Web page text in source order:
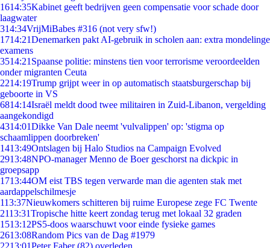
1614:35Kabinet geeft bedrijven geen compensatie voor schade door
laagwater
314:34VrijMiBabes #316 (not very sfw!)
1714:21Denemarken pakt AI-gebruik in scholen aan: extra mondelinge
examens
3514:21 Spaanse politie: minstens tien voor terrorisme veroordeelden
onder migranten Ceuta
2214:19Trump grijpt weer in op automatisch staatsburgerschap bij
geboorte in VS
6814:14Israël meldt dood twee militairen in Zuid-Libanon, vergelding
aangekondigd
4314:01Dikke Van Dale neemt 'vulvalippen' op: 'stigma op
schaamlippen doorbreken'
1413:49Ontslagen bij Halo Studios na Campaign Evolved
2913:48NPO-manager Menno de Boer geschorst na dickpic in
groepsapp
1713:44OM eist TBS tegen verwarde man die agenten stak met
aardappelschilmesje
113:37Nieuwkomers schitteren bij ruime Europese zege FC Twente
2113:31Tropische hitte keert zondag terug met lokaal 32 graden
1513:12PS5-doos waarschuwt voor einde fysieke games
2613:08Random Pics van de Dag #1979
2213:01Peter Faber (82) overleden